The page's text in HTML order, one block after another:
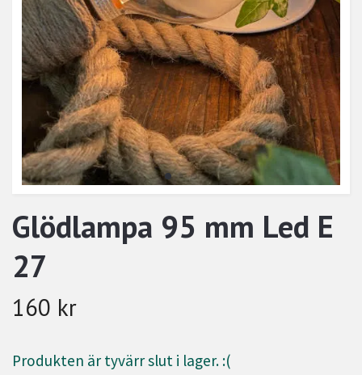
Glödlampa 95 mm Led E
27
160 kr
Produkten är tyvärr slut i lager. :(